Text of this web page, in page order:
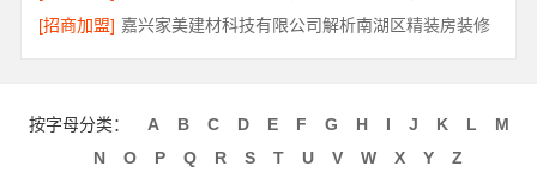
[招商加盟] 嘉兴家美建材科技有限公司解析南湖区精装房装修
按字母分类： A B C D E F G H I J K L
M
N
O P Q R S T U V W X Y Z